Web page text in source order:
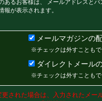
あるお客様は、 メールアドレスと
報が表示されます。
メールマガジンの
※チェックは外すことも
ダイレクトメール
※チェックは外すことも
更された場合は、入力されたメ